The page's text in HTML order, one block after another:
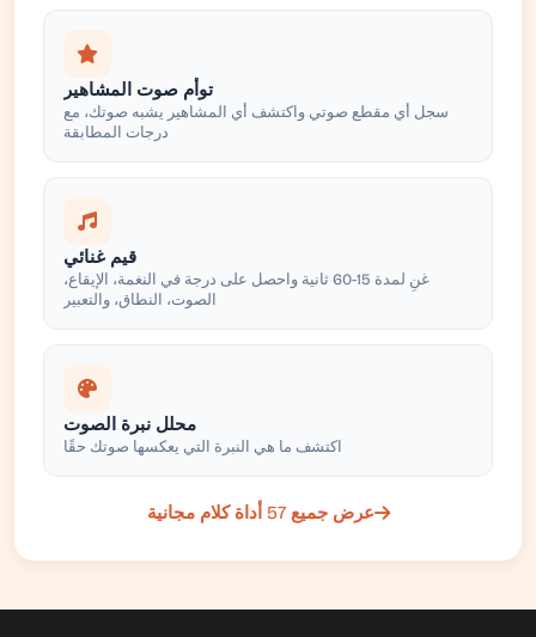
توأم صوت المشاهير
سجل أي مقطع صوتي واكتشف أي المشاهير يشبه صوتك، مع
درجات المطابقة
قيم غنائي
غنِ لمدة 15-60 ثانية واحصل على درجة في النغمة، الإيقاع،
الصوت، النطاق، والتعبير
محلل نبرة الصوت
اكتشف ما هي النبرة التي يعكسها صوتك حقًا
عرض جميع 57 أداة كلام مجانية